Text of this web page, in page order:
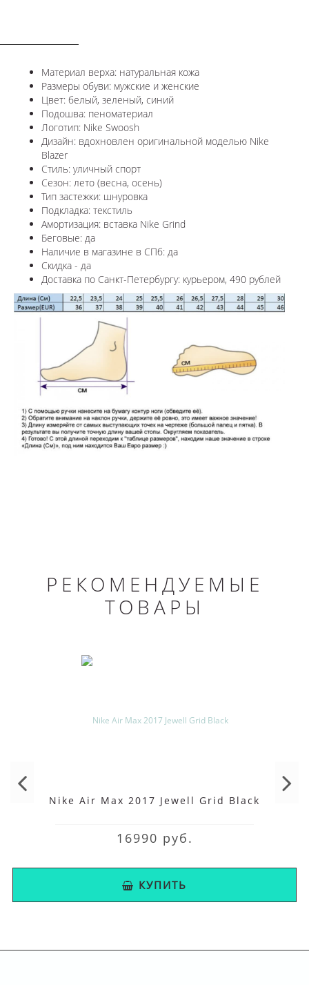
Материал верха: натуральная кожа
Размеры обуви: мужские и женские
Цвет: белый, зеленый, синий
Подошва: пеноматериал
Логотип: Nike Swoosh
Дизайн: вдохновлен оригинальной моделью Nike
Blazer
Стиль: уличный спорт
Сезон: лето (весна, осень)
Тип застежки: шнуровка
Подкладка: текстиль
Амортизация: вставка Nike Grind
Беговые: да
Наличие в магазине в СПб: да
Скидка - да
Доставка по Санкт-Петербургу: курьером, 490 рублей
РЕКОМЕНДУЕМЫЕ
ТОВАРЫ
Nike Air Max 2017 Jewell Grid Black
16990 руб.
КУПИТЬ